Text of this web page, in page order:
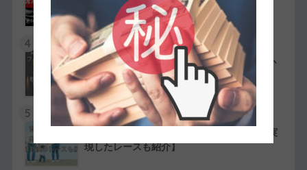
た！特徴や評判・口コミを紹介
4
競艇選手の嫌われ者まとめ！ファン・選手か
ら嫌われている人物を紹介
5
競艇選手同士の夫婦11組一覧【夫婦対決が実
現したレースも紹介】